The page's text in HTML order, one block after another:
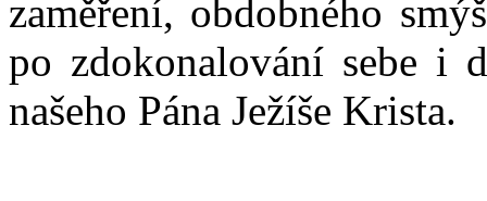
zaměření, obdobného
po zdokonalování sebe i
našeho Pána Ježíše Krista.